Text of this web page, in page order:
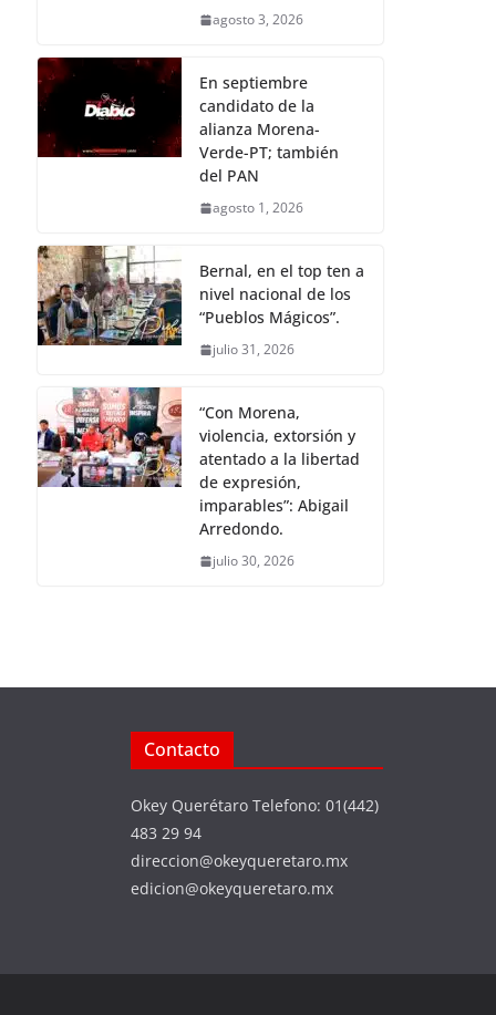
agosto 3, 2026
En septiembre
candidato de la
alianza Morena-
Verde-PT; también
del PAN
agosto 1, 2026
Bernal, en el top ten a
nivel nacional de los
“Pueblos Mágicos”.
julio 31, 2026
“Con Morena,
violencia, extorsión y
atentado a la libertad
de expresión,
imparables”: Abigail
Arredondo.
julio 30, 2026
Contacto
Okey Querétaro Telefono: 01(442)
483 29 94
direccion@okeyqueretaro.mx
edicion@okeyqueretaro.mx